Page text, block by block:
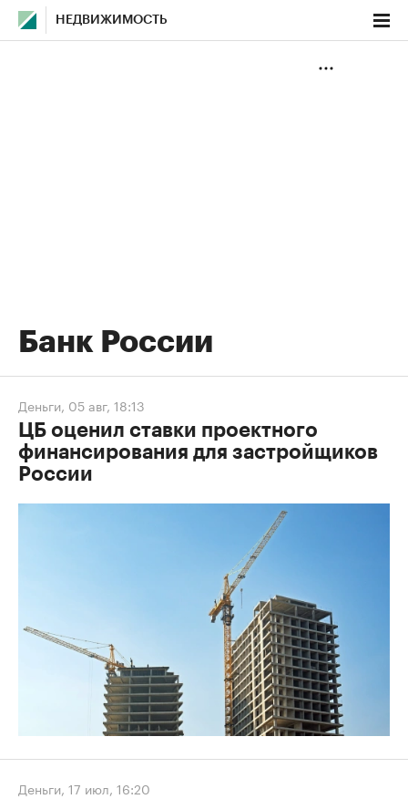
НЕДВИЖИМОСТЬ
Банк России
Деньги, 05 авг, 18:13
ЦБ оценил ставки проектного
финансирования для застройщиков
России
Деньги, 17 июл, 16:20